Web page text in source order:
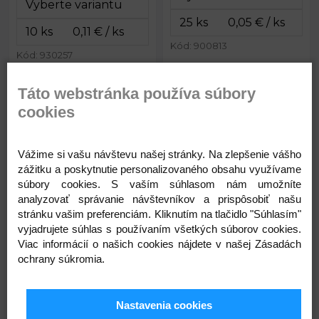
Kód: 930257
€
Kód: 900813
cca 30 cm
Skladom
Dĺžka:
Skladom
Táto webstránka používa súbory
cookies
Vážime si vašu návštevu našej stránky. Na zlepšenie vášho
zážitku a poskytnutie personalizovaného obsahu využívame
súbory cookies. S vaším súhlasom nám umožníte
analyzovať správanie návštevníkov a prispôsobiť našu
stránku vašim preferenciám. Kliknutím na tlačidlo "Súhlasím"
vyjadrujete súhlas s používaním všetkých súborov cookies.
Viac informácií o našich cookies nájdete v našej Zásadách
ochrany súkromia.
Nastavenia cookies